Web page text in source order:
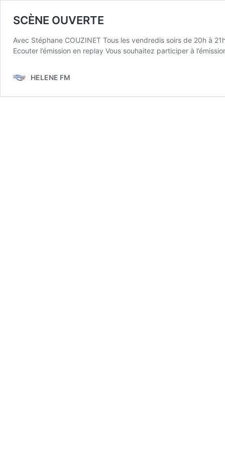
SCÈNE OUVERTE
Avec Stéphane COUZINET Tous les vendredis soirs de 20h à
Ecouter l’émission en replay Vous souhaitez participer à
HELENE FM